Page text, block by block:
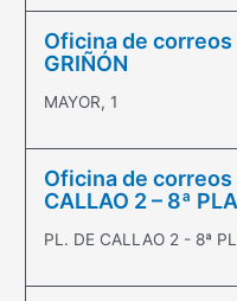
Oficina de correos
GRIÑÓN
MAYOR, 1
Oficina de
CALLAO 2 – 8ª
PL. DE CALLAO 2 - 8ª